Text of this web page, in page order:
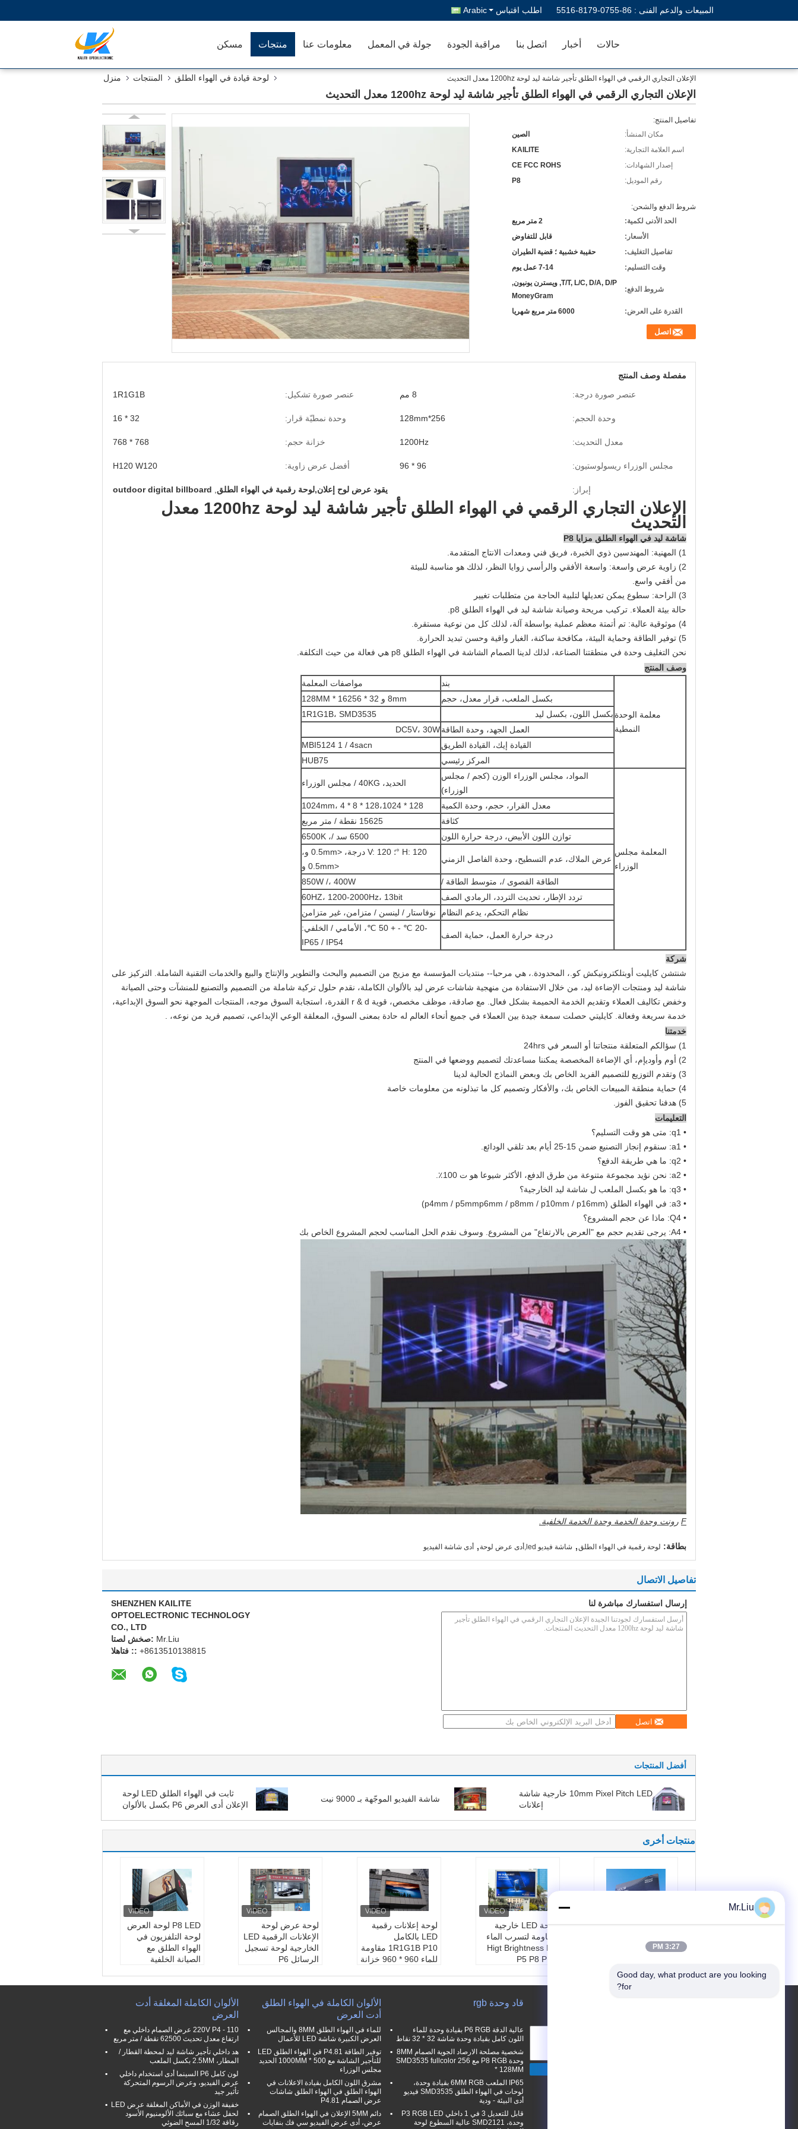
المبيعات والدعم الفنى : 86-0755-8179-5516 اطلب اقتباس Arabic
مسكن منتجات معلومات عنا جولة في المعمل مراقبة الجودة اتصل بنا أخبار حالات
منزل المنتجات لوحة قيادة في الهواء الطلق الإعلان التجاري الرقمي في الهواء الطلق تأجير شاشة ليد لوحة 1200hz معدل التحديث
الإعلان التجاري الرقمي في الهواء الطلق تأجير شاشة ليد لوحة 1200hz معدل التحديث
تفاصيل المنتج:
مكان المنشأ:
الصين
اسم العلامة التجارية:
KAILITE
إصدار الشهادات:
CE FCC ROHS
رقم الموديل:
P8
شروط الدفع والشحن:
الحد الأدنى لكمية:
2 متر مربع
الأسعار:
قابل للتفاوض
تفاصيل التغليف:
حقيبة خشبية ؛ قضية الطيران
وقت التسليم:
7-14 عمل يوم
شروط الدفع:
T/T, L/C, D/A, D/P, ويسترن يونيون,
MoneyGram
القدرة على العرض:
6000 متر مربع شهريا
اتصل
مفصلة وصف المنتج
عنصر صورة درجة:
8 مم عنصر صورة تشكيل: 1R1G1B
وحدة الحجم: 256*128mm وحدة نمطيّة قرار: 32 * 16
معدل التحديث: 1200Hz خزانة حجم: 768 * 768
مجلس الوزراء ريسولوستيون: 96 * 96 أفضل عرض زاوية: H120 W120
إبراز: يقود عرض لوح إعلان,لوحة رقمية في الهواء الطلق outdoor digital billboard
الإعلان التجاري الرقمي في الهواء الطلق تأجير شاشة ليد لوحة 1200hz معدل
التحديث
شاشة ليد في الهواء الطلق مزايا P8
1) المهنية: المهندسين ذوي الخبرة، فريق فني ومعدات الانتاج المتقدمة.
2) زاوية عرض واسعة: واسعة الأفقي والرأسي زوايا النظر، لذلك هو مناسبة للبيئة
من أفقي واسع.
3) الراحة: سطوع يمكن تعديلها لتلبية الحاجة من متطلبات تغيير
حالة بيئة العملاء. تركيب مريحة وصيانة شاشة ليد في الهواء الطلق p8.
4) موثوقية عالية: تم أتمتة معظم عملية بواسطة آلة، لذلك كل من نوعية مستقرة.
5) توفير الطاقة وحماية البيئة، مكافحة ساكنة، الغبار واقية وحسن تبديد الحرارة.
نحن التغليف وحدة في منطقتنا الصناعة، لذلك لدينا الصمام الشاشة في الهواء الطلق p8 هي فعالة من حيث التكلفة.
وصف المنتج
معلمة الوحدة
النمطية
بند
مواصفات المعلمة
بكسل الملعب، قرار معدل، حجم
8mm و 32 * 16256 * 128MM
بكسل اللون، بكسل ليد
1R1G1B، SMD3535
العمل الجهد، وحدة الطاقةDC5V، 30W
القيادة إيك، القيادة الطريق
MBI5124 1 / 4sacn
المركز رئيسي
HUB75
المعلمة مجلس
الوزراء
المواد، مجلس الوزراء الوزن (كجم / مجلس
الوزراء)
الحديد، 40KG / مجلس الوزراء
معدل القرار، حجم، وحدة الكمية
128 * 128،1024 * 1024mm، 4 * 8
كثافة
15625 نقطة / متر مربع
توازن اللون الأبيض، درجة حرارة اللون
6500 سد /، 6500K
عرض الملاك، عدم التسطيح، وحدة الفاصل الزمني
H: 120 °؛ V: 120 درجة، <0.5mm و،
<0.5mm و
الطاقة القصوى /، متوسط ​​الطاقة /
850W /، 400W
تردد الإطار، تحديث التردد، الرمادي الصف
60HZ، 1200-2000Hz، 13bit
نظام التحكم، يدعم النظام
نوفاستار / لينسن / متزامن، غير متزامن
درجة حرارة العمل، حماية الصف
-20 ℃ - + 50 ℃، الأمامي / الخلفي:
IP65 / IP54
شركة
شنتشن كايليت أوبتلكترونيكش كو.، المحدودة.، هي مرحبا-- منتديات المؤسسة مع مزيج من التصميم والبحث والتطوير والإنتاج والبيع والخدمات التقنية الشاملة. التركيز على
شاشة ليد ومنتجات الإضاءة ليد، من خلال الاستفادة من منهجية شاشات عرض ليد بالألوان الكاملة، نقدم حلول تركية شاملة من التصميم والتصنيع للمنشآت وحتى الصيانة
وخفض تكاليف العملاء وتقديم الخدمة الحميمة بشكل فعال. مع صادقة، موظف مخصص، قوية r & d القدرة، استجابة السوق موجه، المنتجات الموجهة نحو السوق الإبداعية،
خدمة سريعة وفعالة. كايليتي حصلت سمعة جيدة بين العملاء في جميع أنحاء العالم له حادة بمعنى السوق، المعلقة الوعي الإبداعي، تصميم فريد من نوعه، .
خدمتنا
1) سؤالكم المتعلقة منتجاتنا أو السعر في 24hrs
2) أوم وأوديإم، أي الإضاءة المخصصة يمكننا مساعدتك لتصميم ووضعها في المنتج
3) وتقدم التوزيع للتصميم الفريد الخاص بك وبعض النماذج الحالية لدينا
4) حماية منطقة المبيعات الخاص بك، والأفكار وتصميم كل ما تبذلونه من معلومات خاصة
5) هدفنا تحقيق الفوز.
التعليمات
• q1: متى هو وقت التسليم؟
• a1: سنقوم إنجاز التصنيع ضمن 15-25 أيام بعد تلقي الودائع.
• q2: ما هي طريقة الدفع؟
• a2: نحن نؤيد مجموعة متنوعة من طرق الدفع، الأكثر شيوعا هو ت 100٪.
• q3: ما هو بكسل الملعب ل شاشة ليد الخارجية؟
• a3: في الهواء الطلق (p4mm / p5mmp6mm / p8mm / p10mm / p16mm)
• Q4: ماذا عن حجم المشروع؟
• A4: يرجى تقديم حجم مع "العرض بالارتفاع" من المشروع. وسوف نقدم الحل المناسب لحجم المشروع الخاص بك
F رونت وحدة الخدمة وحدة الخدمة الخلفية.
بطاقة: لوحة رقمية في الهواء الطلق, شاشة فيديو led,أدى عرض لوحة , أدى شاشة الفيديو
تفاصيل الاتصال
SHENZHEN KAILITE
OPTOELECTRONIC TECHNOLOGY
CO., LTD
اتصل شخص: Mr.Liu
الهاتف :: +8613510138815
إرسال استفسارك مباشرة لنا
اتصل
أفضل المنتجات
10mm Pixel Pitch LED خارجية شاشة
إعلانات
شاشة الفيديو الموجّهة بـ 9000 نيت
ثابت في الهواء الطلق LED لوحة
الإعلان أدى العرض P6 بكسل بالألوان
منتجات أخرى
P8 LED لوحة العرض
لوحة التلفزيون في
الهواء الطلق مع
الصيانة الخلفية
سطوع:> 6000 نت
وشاشة دعائية
لوحة عرض لوحة
الإعلانات الرقمية LED
الخارجية لوحة تسجيل
الرسائل P6
سطوع:> 6000 نت
وشاشة دعائية
لوحة إعلانات رقمية
LED بالكامل
1R1G1B P10 مقاومة
للماء 960 * 960 خزانة
عرض تلفزيوني
وشاشة دعائية
لوحة LED خارجية
مقاومة لتسرب الماء
Higt Brightness P4
P5 P8 P10
ردد 110-220 فولت ±
حماية الدخول:IP65
طريقة الصيانة:الخلفي
ة الأمامية
لوحات الحائط LED
المشاهدة
اسم المنتج:
لوحات الح
الألوان الكاملة المغلقة أدت
العرض
110 - 220V P4 عرض الصمام داخلي مع
ارتفاع معدل تحديث 62500 نقطة / متر مربع
هد داخلي تأجير شاشة ليد لمحطة القطار /
المطار، 2.5MM بكسل الملعب
لون كامل P6 السينما أدى استخدام داخلي
عرض الفيديو، وعرض الرسوم المتحركة
تأثير جيد
خفيفة الوزن في الأماكن المغلقة عرض LED
لحفل عشاء مع سبائك الألومنيوم الأسود
رقاقة 1/32 المسح الضوئي
الألوان الكاملة في الهواء الطلق
أدت العرض
للماء في الهواء الطلق 8MM والمجالس
العرض الكبيرة شاشة LED للأعمال
توفير الطاقة P4.81 في الهواء الطلق LED
للتأجير الشاشة مع 500 * 1000MM الحديد
مجلس الوزراء
مشرق اللون الكامل بقيادة الاعلانات في
الهواء الطلق في الهواء الطلق شاشات
عرض الصمام P4.81
دائم 5MM الإعلان في الهواء الطلق الصمام
عرض، أدى عرض الفيديو سي فك بنفايات
قاد وحدة rgb
عالية الدقة P6 RGB بقيادة وحدة للماء
اللون كامل بقيادة وحدة شاشة 32 * 32 نقاط
شخصية مصلحة الارصاد الجوية الصمام 8MM
وحدة P8 RGB مع SMD3535 fullcolor 256
* 128MM
IP65 الملعب 6MM RGB بقيادة وحدة،
لوحات في الهواء الطلق SMD3535 فيديو
أدى البيئة - ودية
قابل للتعديل 3 في 1 داخلي P3 RGB LED
وحدة، SMD2121 عالية السطوع لوحة
Mr.Liu
3:27 PM
Good day, what product are you looking
for?